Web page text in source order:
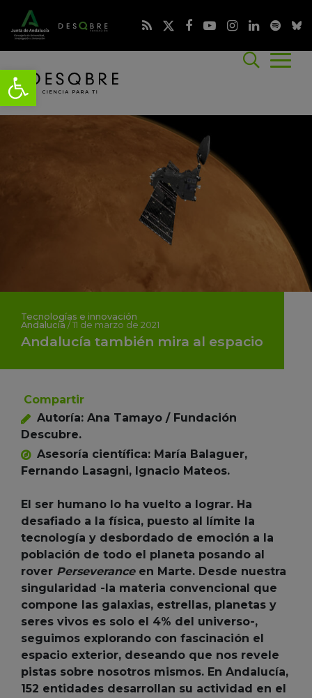
Tecnologías e innovación
Andalucía /11 de marzo de 2021
Andalucía también mira al espacio
Compartir
Autoría: Ana Tamayo / Fundación
Descubre.
Asesoría científica: María Balaguer,
Fernando Lasagni, Ignacio Mateos.
El ser humano lo ha vuelto a lograr. Ha
desafiado a la física, puesto al límite la
tecnología y desbordado de emoción a la
población de todo el planeta posando al
rover Perseveranceen Marte. Desde nuestra
singularidad -la materia convencional que
compone las galaxias, estrellas, planetas y
seres vivos es solo el 4% del universo-,
seguimos explorando con fascinación el
espacio exterior, deseando que nos revele
pistas sobre nosotros mismos. En Andalucía,
152 entidades desarrollan su actividad en el